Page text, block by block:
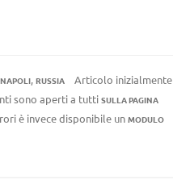
, RUSSIA
Articolo inizialmente
sono aperti a tutti SULLA PAGINA
è invece disponibile un MODULO